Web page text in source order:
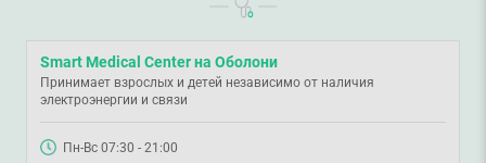
Smart Medical Center на Оболони
Принимает взрослых и детей независимо от наличия
электроэнергии и связи
Пн-Вс 07:30 - 21:00